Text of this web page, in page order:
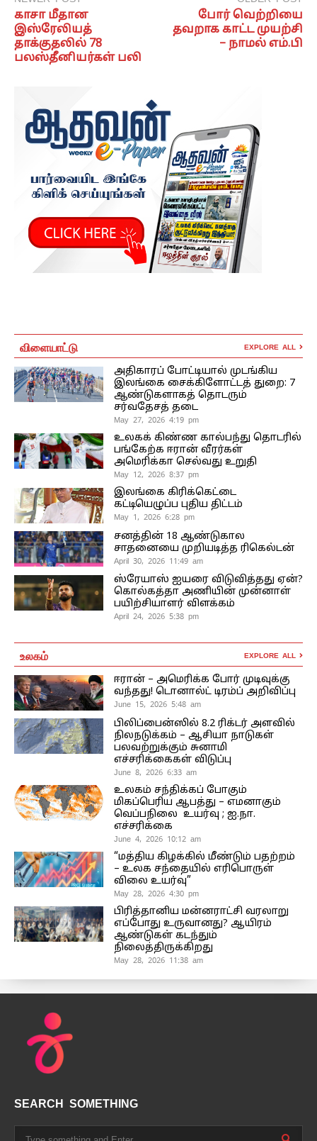
காசா மீதான
இஸ்ரேலியத்
தாக்குதலில் 78
பலஸ்தீனியர்கள் பலி
போர் வெற்றியை
தவறாக காட்ட முயற்சி
– நாமல் எம்.பி
விளையாட்டு EXPLORE ALL
அதிகாரப் போட்டியால் முடங்கிய
இலங்கை சைக்கிளோட்டத் துறை: 7
ஆண்டுகளாகத் தொடரும்
சர்வதேசத் தடை
May 27, 2026 4:19 pm
உலகக் கிண்ண கால்பந்து தொடரில்
பங்கேற்க ஈரான் வீரர்கள்
அமெரிக்கா செல்வது உறுதி
May 12, 2026 8:37 pm
இலங்கை கிரிக்கெட்டை
கட்டியெழுப்ப புதிய திட்டம்
May 1, 2026 6:28 pm
சனத்தின் 18 ஆண்டுகால
சாதனையை முறியடித்த ரிகெல்டன்
April 30, 2026 11:49 am
ஸ்ரேயாஸ் ஐயரை விடுவித்தது ஏன்?
கொல்கத்தா அணியின் முன்னாள்
பயிற்சியாளர் விளக்கம்
April 24, 2026 5:38 pm
உலகம் EXPLORE ALL
ஈரான் – அமெரிக்க போர் முடிவுக்கு
வந்தது! டொனால்ட் டிரம்ப் அறிவிப்பு
June 15, 2026 5:48 am
பிலிப்பைன்ஸில் 8.2 ரிக்டர் அளவில்
நிலநடுக்கம் – ஆசியா நாடுகள்
பலவற்றுக்கும் சுனாமி
எச்சரிக்கைகள் விடுப்பு
June 8, 2026 6:33 am
உலகம் சந்திக்கப் போகும்
மிகப்பெரிய ஆபத்து – எமனாகும்
வெப்பநிலை உயர்வு ; ஐ.நா.
எச்சரிக்கை
June 4, 2026 10:12 am
“மத்திய கிழக்கில் மீண்டும் பதற்றம்
– உலக சந்தையில் எரிபொருள்
விலை உயர்வு”
May 28, 2026 4:30 pm
பிரித்தானிய மன்னராட்சி வரலாறு
எப்போது உருவானது? ஆயிரம்
ஆண்டுகள் கடந்தும்
நிலைத்திருக்கிறது
May 28, 2026 11:38 am
SEARCH SOMETHING